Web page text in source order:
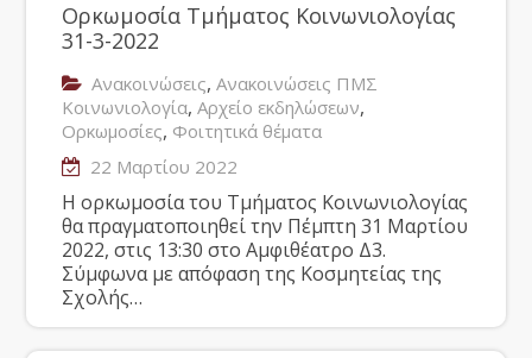
Ορκωμοσία Τμήματος Κοινωνιολογίας
31-3-2022
Ανακοινώσεις,Ανακοινώσεις ΠΜΣ
Κοινωνιολογία,Αρχείο εκδηλώσεων,
Ορκωμοσίες, Φοιτητικά θέματα
22 Μαρτίου 2022
Η ορκωμοσία του Τμήματος Κοινωνιολογίας
θα πραγματοποιηθεί την Πέμπτη 31 Μαρτίου
2022, στις 13:30 στο Αμφιθέατρο Δ3.
Σύμφωνα με απόφαση της Κοσμητείας της
Σχολής…